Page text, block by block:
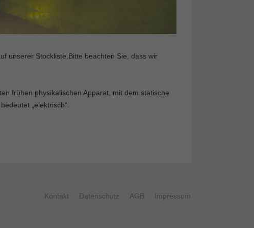
unserer Stockliste.Bitte beachten Sie, dass wir
frühen physikalischen Apparat, mit dem statische
„elektrisch“.
Kontakt Datenschutz AGB Impressum